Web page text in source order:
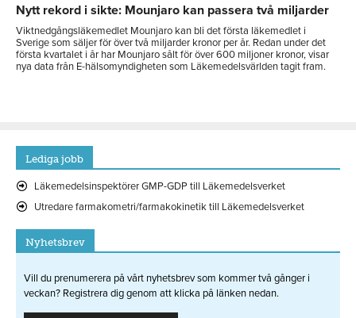
Nytt rekord i sikte: Mounjaro kan passera två miljarder
Viktnedgångsläkemedlet Mounjaro kan bli det första läkemedlet i
Sverige som säljer för över två miljarder kronor per år. Redan under det
första kvartalet i år har Mounjaro sålt för över 600 miljoner kronor, visar
nya data från E-hälsomyndigheten som Läkemedelsvärlden tagit fram.
Lediga jobb
Läkemedelsinspektörer GMP-GDP till Läkemedelsverket
Utredare farmakometri/farmakokinetik till Läkemedelsverket
Nyhetsbrev
Vill du prenumerera på vårt nyhetsbrev som kommer två gånger i
veckan? Registrera dig genom att klicka på länken nedan.